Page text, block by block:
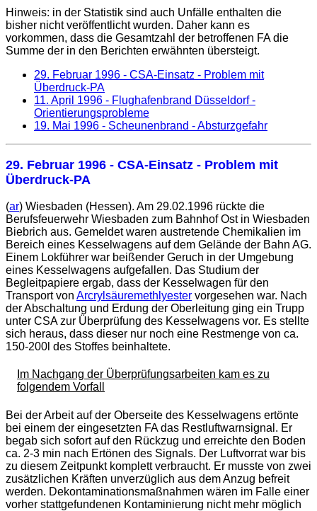
Hinweis: in der Statistik sind auch Unfälle enthalten die
bisher nicht veröffentlicht wurden. Daher kann es
vorkommen, dass die Gesamtzahl der betroffenen FAdie
Summe der in den Berichten erwähnten übersteigt.
29. Februar 1996 - CSA-Einsatz - Problem mit
Überdruck-PA
11. April 1996 - Flughafenbrand Düsseldorf -
Orientierungsprobleme
19. Mai 1996 - Scheunenbrand - Absturzgefahr
29. Februar 1996 - CSA-Einsatz - Problem mit
Überdruck-PA
(ar) Wiesbaden (Hessen). Am 29.02.1996 rückte die
Berufsfeuerwehr Wiesbaden zum Bahnhof Ost in Wiesbaden
Biebrich aus. Gemeldet waren austretende Chemikalien im
Bereich eines Kesselwagens auf dem Gelände der Bahn AG.
Einem Lokführer war beißender Geruch in der Umgebung
eines Kesselwagens aufgefallen. Das Studium der
Begleitpapiere ergab, dass der Kesselwagen für den
Transport von Arcrylsäuremethlyester vorgesehen war. Nach
der Abschaltung und Erdung der Oberleitung ging ein Trupp
unter CSAzur Überprüfung des Kesselwagens vor. Es stellte
sich heraus, dass dieser nur noch eine Restmenge von ca.
150-200l des Stoffes beinhaltete.
Im Nachgang der Überprüfungsarbeiten kam es zu
folgendem Vorfall
Bei der Arbeit auf der Oberseite des Kesselwagens ertönte
bei einem der eingesetzten FA das Restluftwarnsignal. Er
begab sich sofort auf den Rückzug und erreichte den Boden
ca. 2-3 min nach Ertönen des Signals. Der Luftvorrat war bis
zu diesem Zeitpunkt komplett verbraucht. Er musste von zwei
zusätzlichen Kräften unverzüglich aus dem Anzug befreit
werden. Dekontaminationsmaßnahmen wären im Falle einer
vorher stattgefundenen Kontaminierung nicht mehr möglich